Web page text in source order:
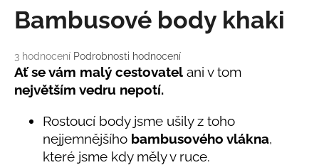
Průměrné
hodnocení
produktu
je
hvězdiček.
3 hodnocení Podrobnosti hodnocení
Bambusové body khaki
Ať se vám malý cestovatel ani v tom
největším vedru nepotí.
Rostoucí body jsme ušily z toho
nejjemnějšího bambusového vlákna,
které jsme kdy měly v ruce.
D
o
o
r
u